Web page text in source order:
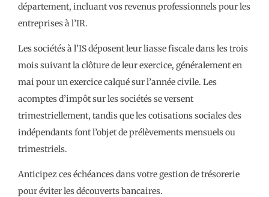
département, incluant vos revenus professionnels pour les
entreprises à l’IR.
Les sociétés à l’IS déposent leur liasse fiscale dans les trois
mois suivant la clôture de leur exercice, généralement en
mai pour un exercice calqué sur l’année civile. Les
acomptes d’impôt sur les sociétés se versent
trimestriellement, tandis que les cotisations sociales des
indépendants font l’objet de prélèvements mensuels ou
trimestriels.
Anticipez ces échéances dans votre gestion de trésorerie
pour éviter les découverts bancaires.